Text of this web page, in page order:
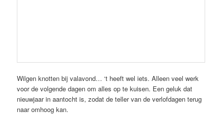
Wilgen knotten bij valavond… ‘t heeft wel iets. Alleen veel werk
voor de volgende dagen om alles op te kuisen. Een geluk dat
nieuwjaar in aantocht is, zodat de teller van de verlofdagen terug
naar omhoog kan.